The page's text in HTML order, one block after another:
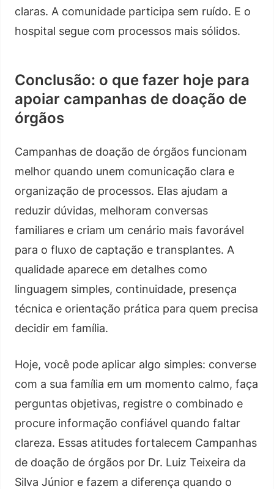
claras. A comunidade participa sem ruído. E o
hospital segue com processos mais sólidos.
Conclusão: o que fazer hoje para
apoiar campanhas de doação de
órgãos
Campanhas de doação de órgãos funcionam
melhor quando unem comunicação clara e
organização de processos. Elas ajudam a
reduzir dúvidas, melhoram conversas
familiares e criam um cenário mais favorável
para o fluxo de captação e transplantes. A
qualidade aparece em detalhes como
linguagem simples, continuidade, presença
técnica e orientação prática para quem precisa
decidir em família.
Hoje, você pode aplicar algo simples: converse
com a sua família em um momento calmo, faça
perguntas objetivas, registre o combinado e
procure informação confiável quando faltar
clareza. Essas atitudes fortalecem Campanhas
de doação de órgãos por Dr. Luiz Teixeira da
Silva Júnior e fazem a diferença quando o